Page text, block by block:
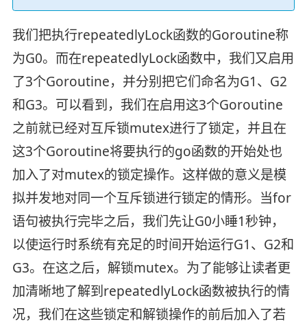
我们把执行repeatedlyLock函数的Goroutine称
为G0。而在repeatedlyLock函数中，我们又启用
了3个Goroutine，并分别把它们命名为G1、G2
和G3。可以看到，我们在启用这3个Goroutine
之前就已经对互斥锁mutex进行了锁定，并且在
这3个Goroutine将要执行的go函数的开始处也
加入了对mutex的锁定操作。这样做的意义是模
拟并发地对同一个互斥锁进行锁定的情形。当for
语句被执行完毕之后，我们先让G0小睡1秒钟，
以使运行时系统有充足的时间开始运行G1、G2和
G3。在这之后，解锁mutex。为了能够让读者更
加清晰地了解到repeatedlyLock函数被执行的情
况，我们在这些锁定和解锁操作的前后加入了若